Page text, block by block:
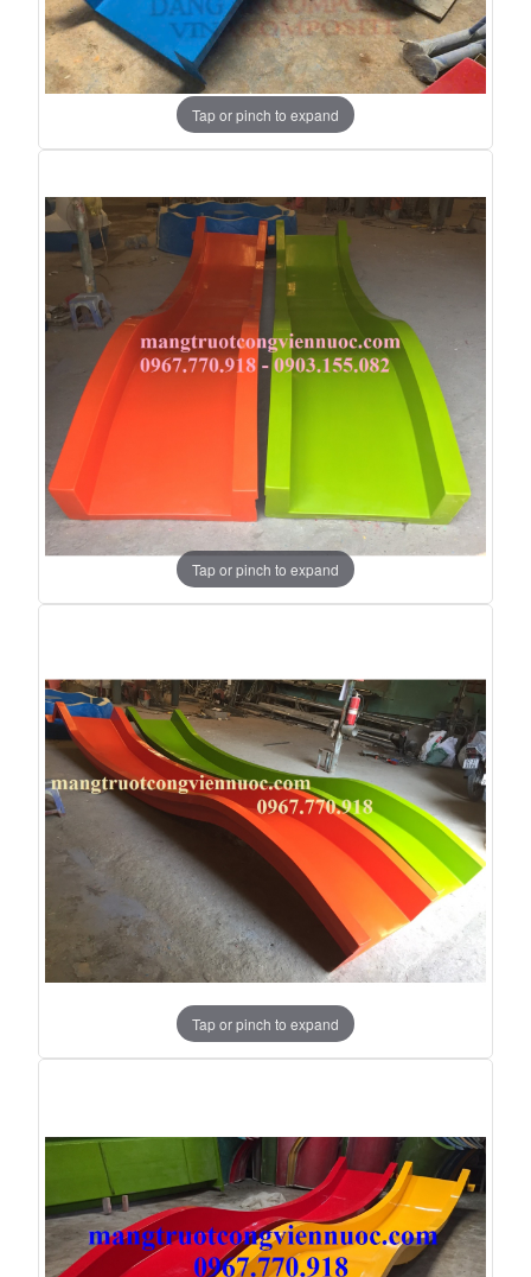
Tap or pinch to expand
Tap or pinch to expand
Tap or pinch to expand